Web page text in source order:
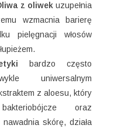
z oliwek uzupełnia
wzmacnia barierę
pielęgnacji włosów
bardzo często
uniwersalnym
z aloesu, który
oraz
skórę, działa